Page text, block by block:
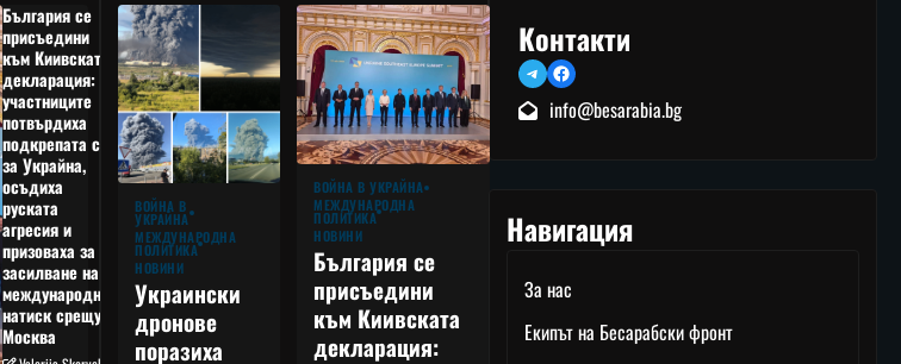
България се
присъедини
към Киивската
декларация:
участниците
потвърдиха
подкрепата си
за Украйна,
осъдиха
руската
агресия и
призоваха за
засилване на
международния
натиск срещу
Москва
ВОЙНА В
УКРАЙНА
МЕЖДУНАРОДНА
ПОЛИТИКА
НОВИНИ
Украински
дронове
поразиха
ВОЙНА В УКРАЙНА
МЕЖДУНАРОДНА
ПОЛИТИКА
НОВИНИ
България се
присъедини
към Киивската
декларация:
Контакти
TelegramFacebook
info@besarabia.bg
Навигация
За нас
Екипът на Бесарабски фронт